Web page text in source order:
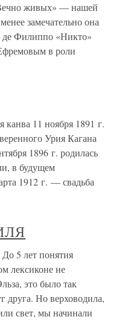
живых» — нашей
замечательно она
де Филиппо «Никто»
в роли
11 ноября 1891 г.
Урия Кагана
1896 г. родилась
в будущем
1912 г. — свадьба
5 лет понятия
лексиконе не
это было так
Но верховодила,
свет, мы начинали